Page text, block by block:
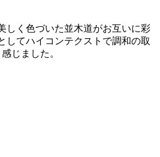
しく色づいた並木道がお互いに彩
してハイコンテクストで調和の取
じました。